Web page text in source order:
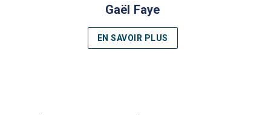
Gaël Faye
EN SAVOIR PLUS